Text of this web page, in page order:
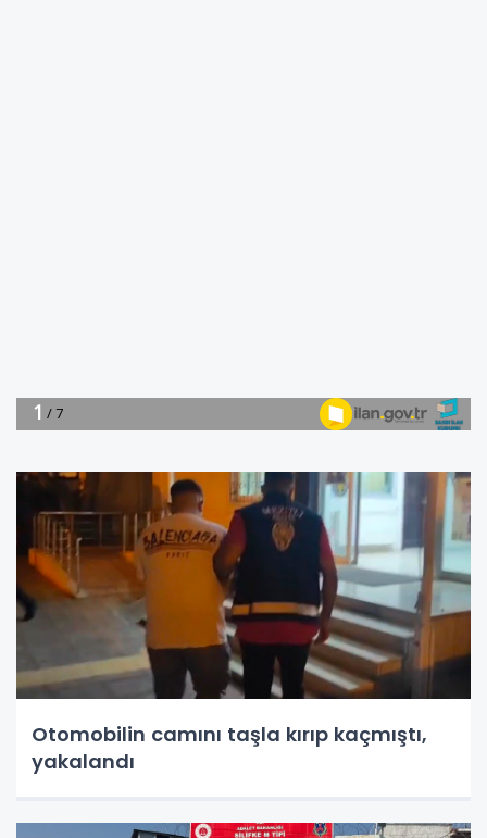
Otomobilin camını taşla kırıp kaçmıştı,
yakalandı